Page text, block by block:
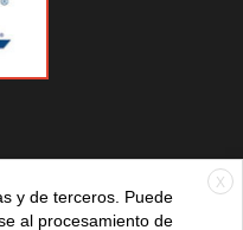
X
y de terceros. Puede
al procesamiento de